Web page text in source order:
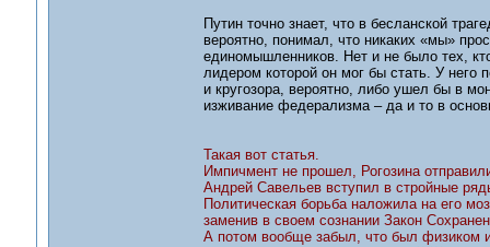
Путин точно знает, что в бесланской
вероятно, понимал, что никаких «мы»
единомышленников. Нет и не было тех,
лидером которой он мог бы стать. У него
и кругозора, вероятно, либо ушел бы в
изживание федерализма – да и то в
Такая вот статья.
Импичмент не прошел, Рогозина
Андрей Савельев вступил в стройные
Политическая борьба наложила на его
заменив в своем сознании Закон
А потом вообще забыл, что был физиком